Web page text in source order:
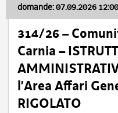
domande: 07.09.2026 12:00
314/26 –
Carnia –
l’Area Affari
RIGOLATO